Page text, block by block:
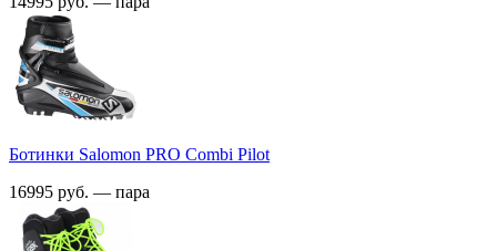
Ботинки Salomon PRO Combi Pilot
16995 руб. — пара